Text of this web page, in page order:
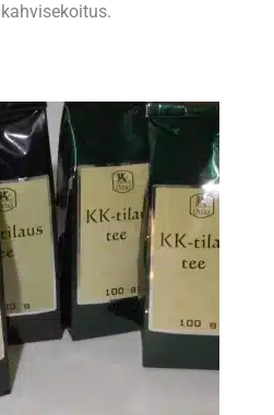
kahvisekoitus.